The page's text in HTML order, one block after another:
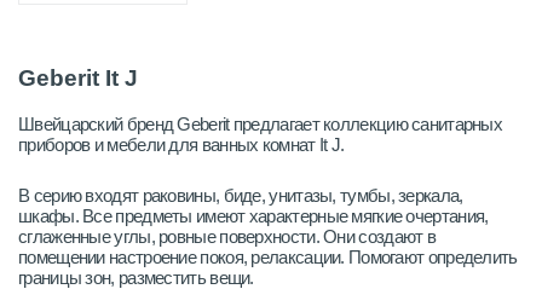
Geberit It J
Швейцарский бренд Geberit предлагает коллекцию санитарных
приборов и мебели для ванных комнат It J.
В серию входят раковины, биде, унитазы, тумбы, зеркала,
шкафы. Все предметы имеют характерные мягкие очертания,
сглаженные углы, ровные поверхности. Они создают в
помещении настроение покоя, релаксации. Помогают определить
границы зон, разместить вещи.